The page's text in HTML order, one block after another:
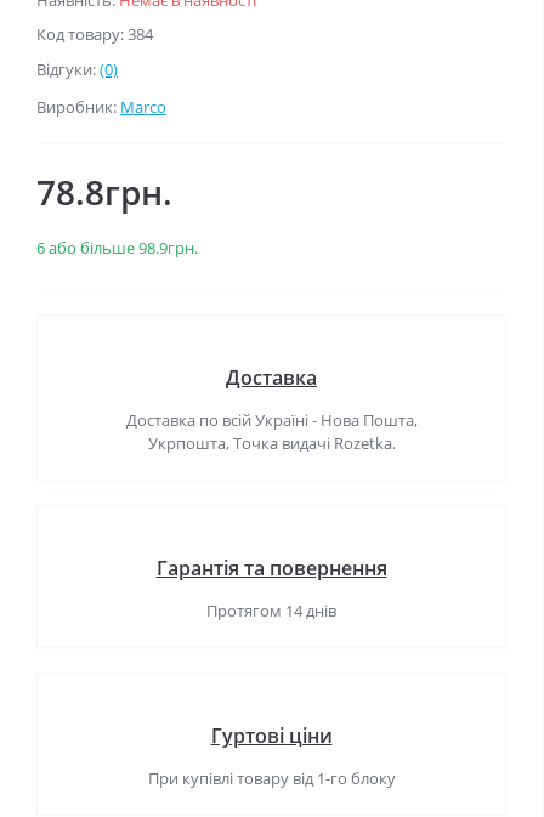
Код товару: 384
Відгуки:(0)
Виробник: Marco
78.8грн.
6 або більше 98.9грн.
Доставка
Доставка по всій Україні - Нова Пошта,
Укрпошта, Точка видачі Rozetka.
Гарантія та повернення
Протягом 14 днів
Гуртові ціни
При купівлі товару від 1-го блоку